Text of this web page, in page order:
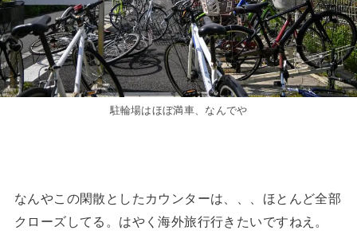
駐輪場はほぼ満車、なんでや
なんやこの閑散としたカウンターは、、、ほとんど全部
クローズしてる。はやく海外旅行行きたいですねえ。